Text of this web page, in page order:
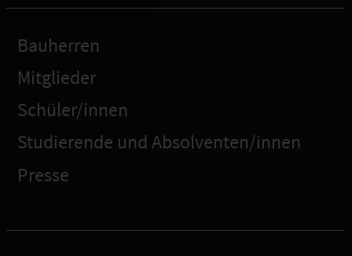
Bauherren
Mitglieder
Schüler/innen
Studierende und Absolventen/innen
Presse